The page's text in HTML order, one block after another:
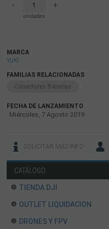
-
unidades
+
MARCA
YUKI
FAMILIAS RELACIONADAS
Conectores Baterias
FECHA DE LANZAMIENTO
Miércoles, 7 Agosto 2019
SOLICITAR MÁS INFO
CATÁLOGO
TIENDA DJI
OUTLET LIQUIDACION
DRONES Y FPV